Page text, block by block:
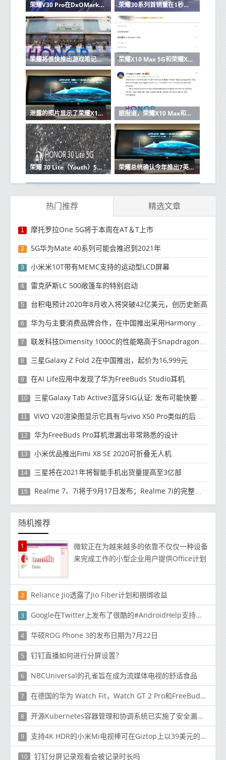
荣耀V30 Pro在DxOMark相机排行榜上滑落至第二位 荣耀30系列首销量在1秒钟内突破亿元
荣耀将很快推出游戏笔记本电脑和大屏幕手机（平板手机） 荣耀X10 Max 5G和荣耀X10 Pro 5G也来了
泄露的照片显示了荣耀X10 Max 5G的7英寸屏幕 据报道，荣耀X10 Max和荣耀30青年版将于下个月发布
荣耀 30 Lite（Youth）5G关键细节泄露 荣耀总统确认今年推出7英寸5G智能手机
热门推荐 精选文章
1 摩托罗拉One 5G将于本周在AT＆T上市
2 5G华为Mate 40系列可能会推迟到2021年
3 小米米10T带有MEMC支持的运动型LCD屏幕
4 雷克萨斯LC 500敞篷车的特别启动
5 台积电预计2020年8月收入将突破42亿美元，创历史新高
6 华为与主要消费品牌合作，在中国推出采用HarmonyOS 2.0的智能家居产品
7 联发科技Dimensity 1000C的性能略高于Snapdragon 765G
8 三星Galaxy Z Fold 2在中国推出，起价为16,999元
9 在AI Life应用中发现了华为FreeBuds Studio耳机
10 三星Galaxy Tab Active3蓝牙SIG认证; 发布可能快要结束了
11 ViVO V20渲染图显示它具有与vivo X50 Pro类似的后部设计
12 华为FreeBuds Pro耳机泄漏出非常熟悉的设计
13 小米优品推出Fimi X8 SE 2020可折叠无人机
14 三星将在2021年将智能手机出货量提高至3亿部
15 Realme 7、7i将于9月17日发布；Realme 7i的完整规格并导致泄漏
随机推荐
1
微软正在为越来越多的依靠不仅仅一种设备
来完成工作的小型企业用户提供Office计划
2 Reliance Jio透露了Jio Fiber计划和捆绑收益
3 Google在Twitter上发布了很酷的#AndroidHelp支持热线
4 华硕ROG Phone 3的发布日期为7月22日
5 钉钉直播如何进行分屏设置？
6 NBCUniversal的孔雀旨在成为流媒体电视的舒适食品
7 在德国的华为 Watch Fit，Watch GT 2 Pro和FreeBuds Pro订单包括免费的Body Fat Smart Scale
8 开源Kubernetes容器管理和协调系统已实施了安全漏洞披露政策
9 支持4K HDR的小米Mi电视棒可在Giztop上以39美元的价格购买
10 钉钉分屏记录观看会被记录时长吗